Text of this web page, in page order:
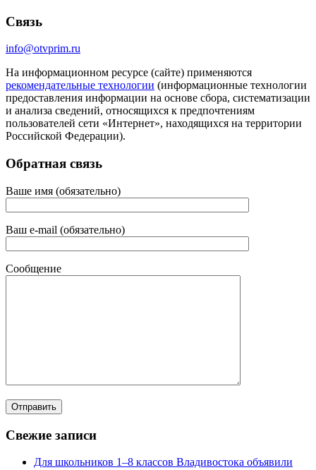
Связь
info@otvprim.ru
На информационном ресурсе (сайте) применяются
рекомендательные технологии (информационные технологии
предоставления информации на основе сбора, систематизации
и анализа сведений, относящихся к предпочтениям
пользователей сети «Интернет», находящихся на территории
Российской Федерации).
Обратная связь
Ваше имя (обязательно)
Ваш e-mail (обязательно)
Сообщение
Свежие записи
Для школьников 1–8 классов Владивостока объявили